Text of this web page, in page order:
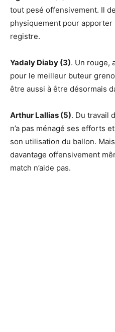
tout pesé offensivement. Il
physiquement pour apporter
registre.
Yadaly Diaby (3). Un rouge,
pour le meilleur buteur
être aussi à être désormais
Arthur Lallias (5). Du travail
n’a pas ménagé ses efforts
son utilisation du ballon.
davantage offensivement
match n’aide pas.